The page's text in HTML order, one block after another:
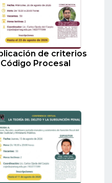
de criterios
Procesal